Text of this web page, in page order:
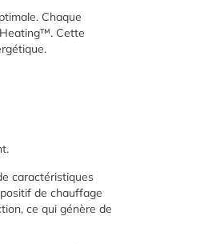
Chaque
Cette
caractéristiques
de chauffage
ce qui génère de